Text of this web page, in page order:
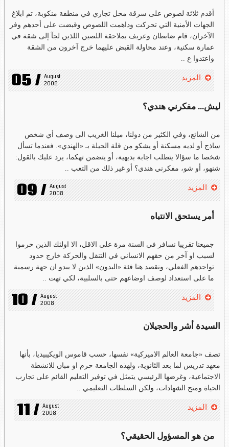
أقدم ثلاثة لصوص على سرقة محل تجاري في منطقة منكوبة، تم ابلاغ
الجهات الأمنية التي تحركت وداهمت اللصوص وقبضت على أحدهم وفر
الآخران، قام ضابطان وعريف بملاحقة اللصين اللذين لجآ إلى شقة في
عمارة سكنية، وعند محاولة القبض عليهما خرج آخرون من الشقة
واعتدوا ع ..
05 / August
2008
المزيد
ليش... مفكرني هندي؟
من الشائع، وفي الكثير من دولنا، ميلنا الغريب الى وصف أي شخص
ساذج أو لديه مسكنة أو يشكو من قلة الحيلة بـ «الهندي». فعندما تسأل
شخصا ما سؤالا يتطلب اجابة بديهية، أو يتضمن تهكما، يرد عليك بالقول:
شنهو، أو شو، مفكرني هندي؟ أو غير ذلك من التعب ..
09 / August
2008
المزيد
أمر يستحق الانتباه
جميعنا تقريبا نسافر في السنة مرة على الاقل، الا اولئك الذين حرموا
لسبب او آخر من حقهم الانساني في التنقل والحركة خارج حدود
تواجدهم الفعلي، ونقصد هنا فئة «البدون» الذين لا يبدو ان جهة رسمية
ما على استعداد لوصف اوضاعهم حتى بالسلبية، لكي تهت ..
10 / August
2008
المزيد
السيدة أشر والحجيلان
تصف «جامعة العالم الاميركية» نفسها، حسب قاموس الويكيبيديا، بأنها
معهد تدريس لما بعد الثانوية، ولهذه الجامعة حرم او مبان للانشطة
الاجتماعية، وغرضها الرئيسي يتمثل في توفير التعليم القائم على تجارب
الحياة ومنح الشهادات، ولكن السلطات التعليمي ..
11 / August
2008
المزيد
من هو المسؤول الحقيقي؟